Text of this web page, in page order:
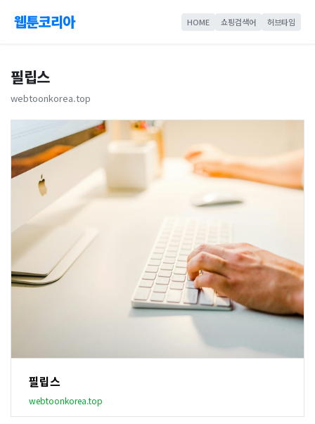
웹툰코리아 HOME 쇼핑검색어 허브타임
필립스
webtoonkorea.top
필립스
webtoonkorea.top